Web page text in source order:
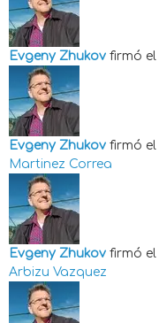
Evgeny Zhukov firmó el
Evgeny Zhukov firmó el
Martinez Correa
Evgeny Zhukov firmó el
Arbizu Vazquez